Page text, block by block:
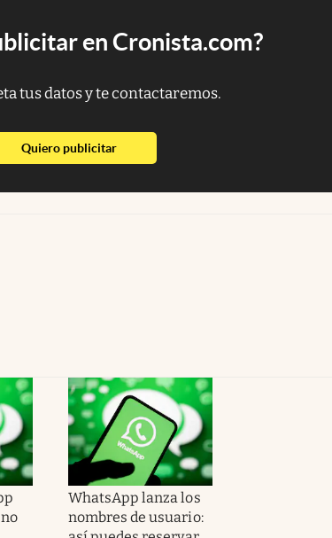
en Cronista.com?
tus datos y te contactaremos.
Quiero publicitarabre en nueva pestaña
WhatsApp lanza los
nombres de usuario: